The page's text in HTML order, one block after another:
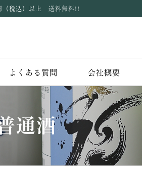
（税込）以上 送料無料!!
よくある質問 会社概要
通酒